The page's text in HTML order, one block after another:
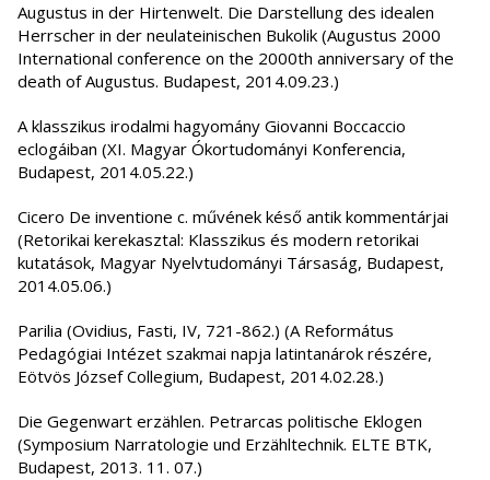
Augustus in der Hirtenwelt. Die Darstellung des idealen
Herrscher in der neulateinischen Bukolik (Augustus 2000
International conference on the 2000th anniversary of the
death of Augustus. Budapest, 2014.09.23.)
A klasszikus irodalmi hagyomány Giovanni Boccaccio
eclogáiban (XI. Magyar Ókortudományi Konferencia,
Budapest, 2014.05.22.)
Cicero De inventione c. művének késő antik kommentárjai
(Retorikai kerekasztal: Klasszikus és modern retorikai
kutatások, Magyar Nyelvtudományi Társaság, Budapest,
2014.05.06.)
Parilia (Ovidius, Fasti, IV, 721-862.) (A Református
Pedagógiai Intézet szakmai napja latintanárok részére,
Eötvös József Collegium, Budapest, 2014.02.28.)
Die Gegenwart erzählen. Petrarcas politische Eklogen
(Symposium Narratologie und Erzähltechnik. ELTE BTK,
Budapest, 2013. 11. 07.)